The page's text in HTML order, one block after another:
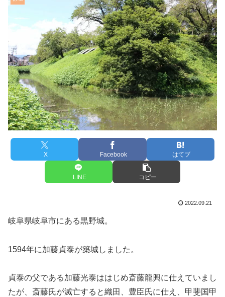
X Facebook はてブ
LINE コピー
2022.09.21
岐阜県岐阜市にある黒野城。
1594年に加藤貞泰が築城しました。
貞泰の父である加藤光泰ははじめ斎藤龍興に仕えていまし
たが、斎藤氏が滅亡すると織田、豊臣氏に仕え、甲斐国甲